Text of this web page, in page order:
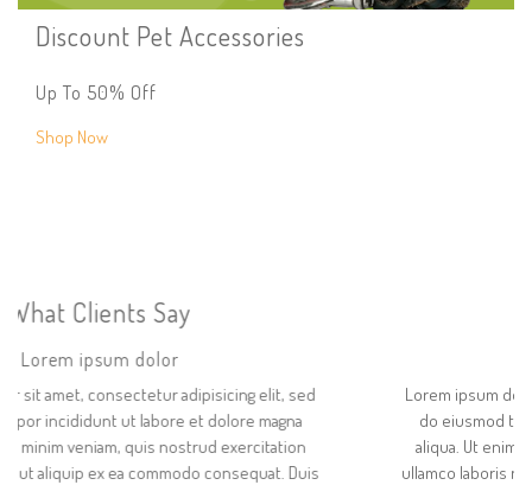
Discount Pet Accessories
Up To 50% Off
Shop Now
What Clients Say
Lorem ipsum dolor
Lorem ipsum dolor sit amet, consectetur adipisicing elit, sed
do eiusmod tempor incididunt ut labore et dolore magna
aliqua. Ut enim ad minim veniam, quis nostrud exercitation
ullamco laboris nisi ut aliquip ex ea commodo consequat. Duis